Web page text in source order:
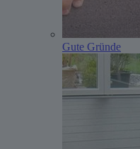
Gute Gründe